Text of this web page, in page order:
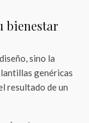
bienestar
sino la
genéricas
resultado de un